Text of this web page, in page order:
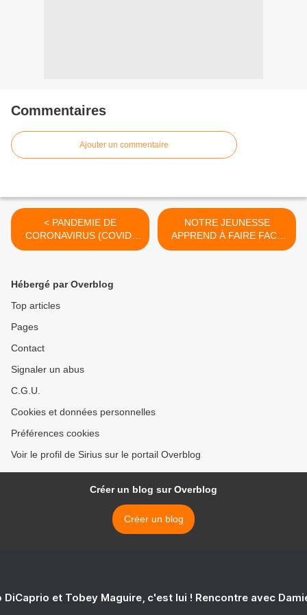
Commentaires
Ajouter un commentaire
< PANDEMIE DE
CORONAVIRUS (COVID-
19)
NOTRE JEUNESSE
APPREND À FAIRE FACE
AU CHANGEMENT
Hébergé par Overblog
Top articles
Pages
Contact
Signaler un abus
C.G.U.
Cookies et données personnelles
Préférences cookies
Voir le profil de Sirius sur le portail Overblog
Créer un blog sur Overblog
Créer un blog
DiCaprio et Tobey Maguire, c'est lui ! Rencontre avec